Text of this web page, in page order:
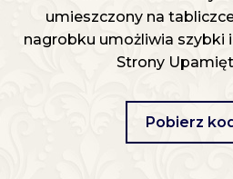
umieszczony na
nagrobku umożliwia szybki
Strony
Pobierz